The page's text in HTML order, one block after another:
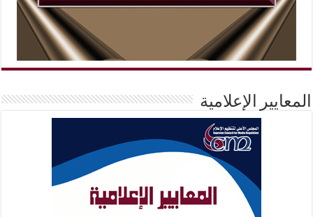
المعايير الإعلامية